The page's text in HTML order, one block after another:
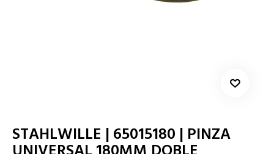
STAHLWILLE | 65015180 | PINZA